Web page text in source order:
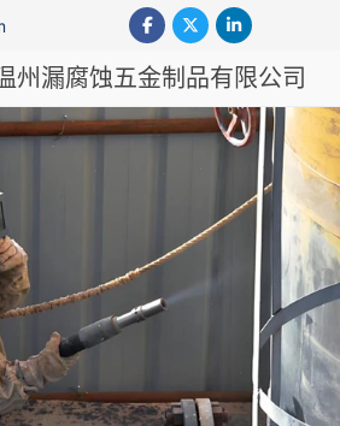
州漏腐蚀五金制品有限公司